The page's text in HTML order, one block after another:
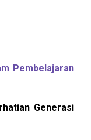
Pembelajaran
Generasi